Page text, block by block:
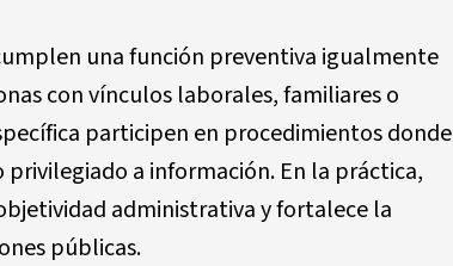
una función preventiva igualmente
con vínculos laborales, familiares o
participen en procedimientos donde
a información. En la práctica,
administrativa y fortalece la
públicas.